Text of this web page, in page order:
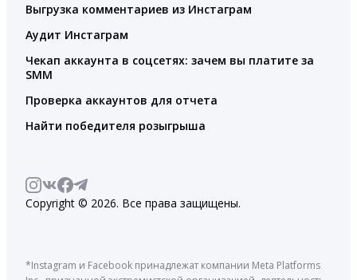
Выгрузка комментариев из Инстаграм
Аудит Инстаграм
Чекап аккаунта в соцсетях: зачем вы платите за
SMM
Проверка аккаунтов для отчета
Найти победителя розыгрыша
Copyright © 2026. Все права защищены.
*Instagram и Facebook принадлежат компании Meta Platforms